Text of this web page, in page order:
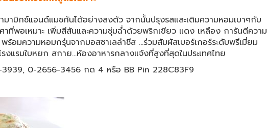
มามิกซ์แอนด์แมชกันได้อย่างลงตัว จากนั้นปรุงรสและเติมความหอมเบาๆกับ
ที่พอเหมาะ เพิ่มสีสันและความชุ่มฉ่ำด้วยพริกเขียว แดง เหลือง การันตีความ
อมความหอมกรุ่นจากมอสซาเลล่าชีส …ร่วมสัมผัสเบอร์เกอร์ระดับพรีเมี่ยม
แรมใบหยก สกาย…ห้องอาหารกลางแจ้งที่สูงที่สุดในประเทศไทย
0-2656-3456 กด 4 หรือ BB Pin 228C83F9